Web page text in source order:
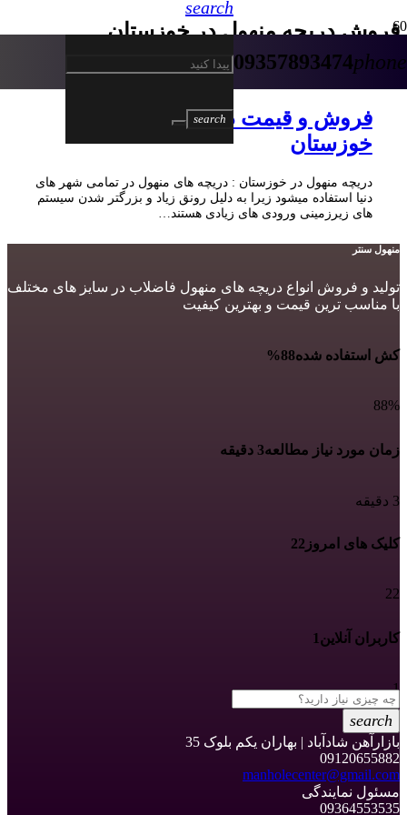
09357893474phone
search
search
فروش دریچه منهول در خوزستان
فروش و قیمت دریچه منهول در
خوزستان
دریچه منهول در خوزستان : دریچه های منهول در تمامی شهر های
دنیا استفاده میشود زیرا به دلیل رونق زیاد و بزرگتر شدن سیستم
های زیرزمینی ورودی های زیادی هستند…
منهول سنتر
تولید و فروش انواع دریچه های منهول فاضلاب در سایز های مختلف
با مناسب ترین قیمت و بهترین کیفیت
کش استفاده شده88%
88%
زمان مورد نیاز مطالعه3 دقیقه
3 دقیقه
کلیک های امروز 22
22
کاربران آنلاین 1
1
search
بازارآهن شادآباد | بهاران یکم بلوک 35
09120655882
manholecenter@gmail.com
مسئول نمایندگی
09364553535